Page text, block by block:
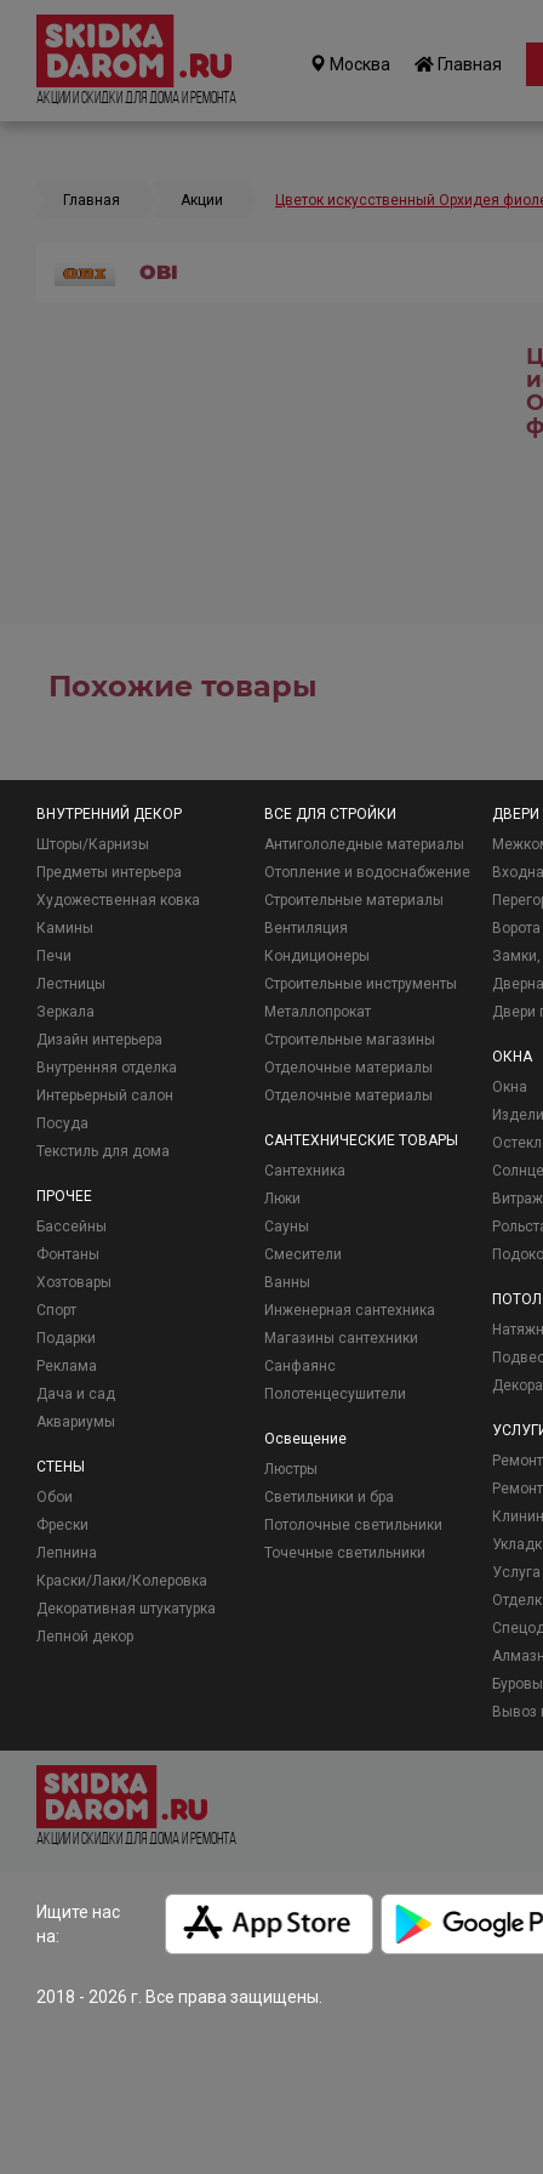
Акции и Скидки для дома и ремонта
Москва Главная
Главная Акции Цветок искусственный Орхидея
OBI
Похожие товары
ВНУТРЕННИЙ ДЕКОР
Шторы/Карнизы
Предметы интерьера
Художественная ковка
Камины
Печи
Лестницы
Зеркала
Дизайн интерьера
Внутренняя отделка
Интерьерный салон
Посуда
Текстиль для дома
ПРОЧЕЕ
Бассейны
Фонтаны
Хозтовары
Спорт
Подарки
Реклама
Дача и сад
Аквариумы
СТЕНЫ
Обои
Фрески
Лепнина
Краски/Лаки/Колеровка
Декоративная штукатурка
Лепной декор
ВСЕ ДЛЯ СТРОЙКИ
Антигололедные материалы
Отопление и водоснабжение
Строительные материалы
Вентиляция
Кондиционеры
Строительные инструменты
Металлопрокат
Строительные магазины
Отделочные материалы
Отделочные материалы
САНТЕХНИЧЕСКИЕ ТОВАРЫ
Сантехника
Люки
Сауны
Смесители
Ванны
Инженерная сантехника
Магазины сантехники
Санфаянс
Полотенцесушители
Освещение
Люстры
Светильники и бра
Потолочные светильники
Точечные светильники
ДВЕРИ
Ворота
Замки,
Двери
ОКНА
Окна
Вывоз
Акции и Скидки для дома и ремонта
Ищите нас
на:
2018 - 2026 г. Все права защищены.